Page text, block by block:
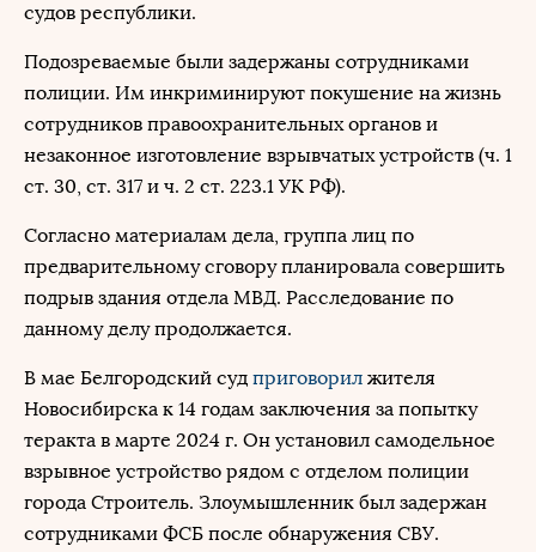
судов республики.
Подозреваемые были задержаны сотрудниками
полиции. Им инкриминируют покушение на жизнь
сотрудников правоохранительных органов и
незаконное изготовление взрывчатых устройств (ч. 1
ст. 30, ст. 317 и ч. 2 ст. 223.1 УК РФ).
Согласно материалам дела, группа лиц по
предварительному сговору планировала совершить
подрыв здания отдела МВД. Расследование по
данному делу продолжается.
В мае Белгородский суд приговорил жителя
Новосибирска к 14 годам заключения за попытку
теракта в марте 2024 г. Он установил самодельное
взрывное устройство рядом с отделом полиции
города Строитель. Злоумышленник был задержан
сотрудниками ФСБ после обнаружения СВУ.